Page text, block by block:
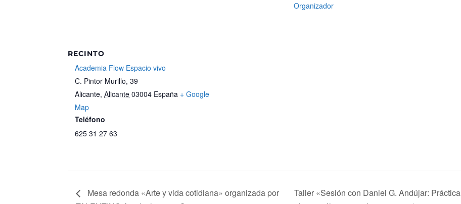
Organizador
RECINTO
Academia Flow Espacio vivo
C. Pintor Murillo, 39
Alicante, Alicante 03004 España + Google
Map
Teléfono
625 31 27 63
Mesa redonda «Arte y vida cotidiana» organizada por
Taller «Sesión con Daniel G. Andújar: Práctica